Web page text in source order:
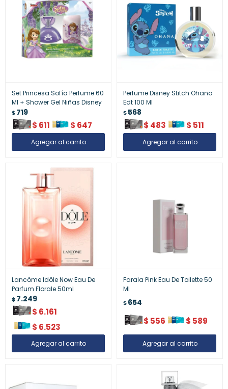
Set Princesa Sofía Perfume 60
Ml + Shower Gel Niñas Disney
$719
$ 611 $ 647
Perfume Disney Stitch Ohana
Edt 100 Ml
$568
$ 483 $ 511
Lancôme Idôle Now Eau De
Parfum Florale 50ml
$7.249
$ 6.161
$ 6.523
Farala Pink Eau De Toilette 50
Ml
$654
$ 556 $ 589